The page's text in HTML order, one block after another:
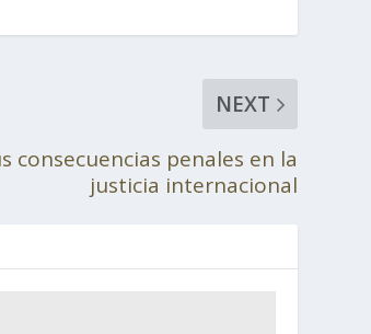
NEXT
consecuencias penales en la
justicia internacional